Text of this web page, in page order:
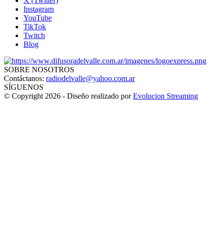
Instagram
YouTube
TikTok
Twitch
Blog
SOBRE NOSOTROS
Contáctanos: radiodelvalle@yahoo.com.ar
SÍGUENOS
© Copyright 2026 - Diseño realizado porEvolucion Streaming